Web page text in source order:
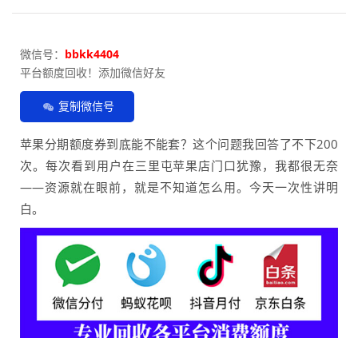
微信号： bbkk4404
平台额度回收！添加微信好友
复制微信号
苹果分期额度券到底能不能套？这个问题我回答了不下200
次。每次看到用户在三里屯苹果店门口犹豫，我都很无奈
——资源就在眼前，就是不知道怎么用。今天一次性讲明
白。